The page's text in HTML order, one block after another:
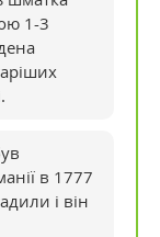
1-3
в 1777
і він